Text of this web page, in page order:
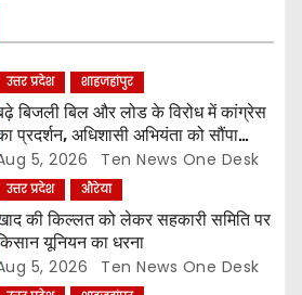
उत्तर प्रदेश शाहजहांपुर
बिजली बिल और लोड के विरोध में कांग्रेस
प्रदर्शन, अधिशासी अभियंता को सौंपा
5, 2026 Ten News One Desk
उत्तर प्रदेश औरेया
की किल्लत को लेकर सहकारी समिति पर
यूनियन का धरना
5, 2026 Ten News One Desk